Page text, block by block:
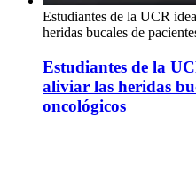
Estudiantes de la UCR
heridas bucales de
Estudiantes de la
aliviar las heridas
oncológicos